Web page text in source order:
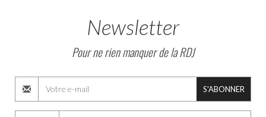
Newsletter
Pour ne rien manquer de la RDJ
S'ABONNER